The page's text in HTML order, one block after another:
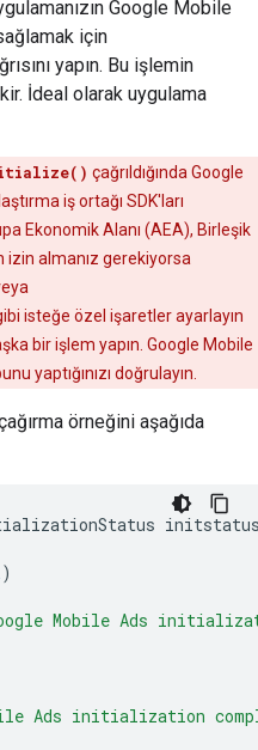
Google Mobile
için
yapın. Bu işlemin
İdeal olarak uygulama
çağrıldığında Google
iş ortağı SDK'ları
Ekonomik Alanı (AEA), Birleşik
izin almanız gerekiyorsa
isteğe özel işaretler ayarlayın
bir işlem yapın. Google Mobile
yaptığınızı doğrulayın.
örneğini aşağıda
)
Mobile Ads
Ads initialization